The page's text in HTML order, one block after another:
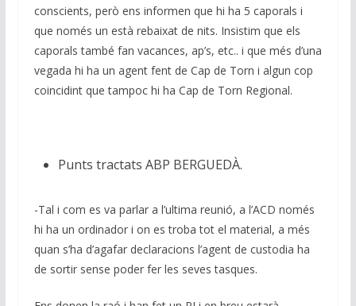
conscients, però ens informen que hi ha 5 caporals i
que només un està rebaixat de nits. Insistim que els
caporals també fan vacances, ap’s, etc.. i que més d’una
vegada hi ha un agent fent de Cap de Torn i algun cop
coincidint que tampoc hi ha Cap de Torn Regional.
Punts tractats ABP BERGUEDÀ.
-Tal i com es va parlar a l’ultima reunió, a l’ACD només
hi ha un ordinador i on es troba tot el material, a més
quan s’ha d’agafar declaracions l’agent de custodia ha
de sortir sense poder fer les seves tasques.